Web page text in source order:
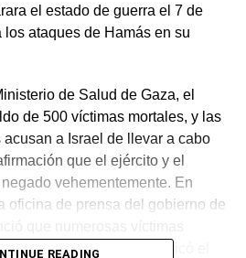
el estado de guerra el 7 de
ataques de Hamás en su
de Salud de Gaza, el
de 500 víctimas mortales, y las
a Israel de llevar a cabo
que el ejército y el
vehementemente. En
oficina de prensa del gobierno de
bajo los escombros y calificó el
READING